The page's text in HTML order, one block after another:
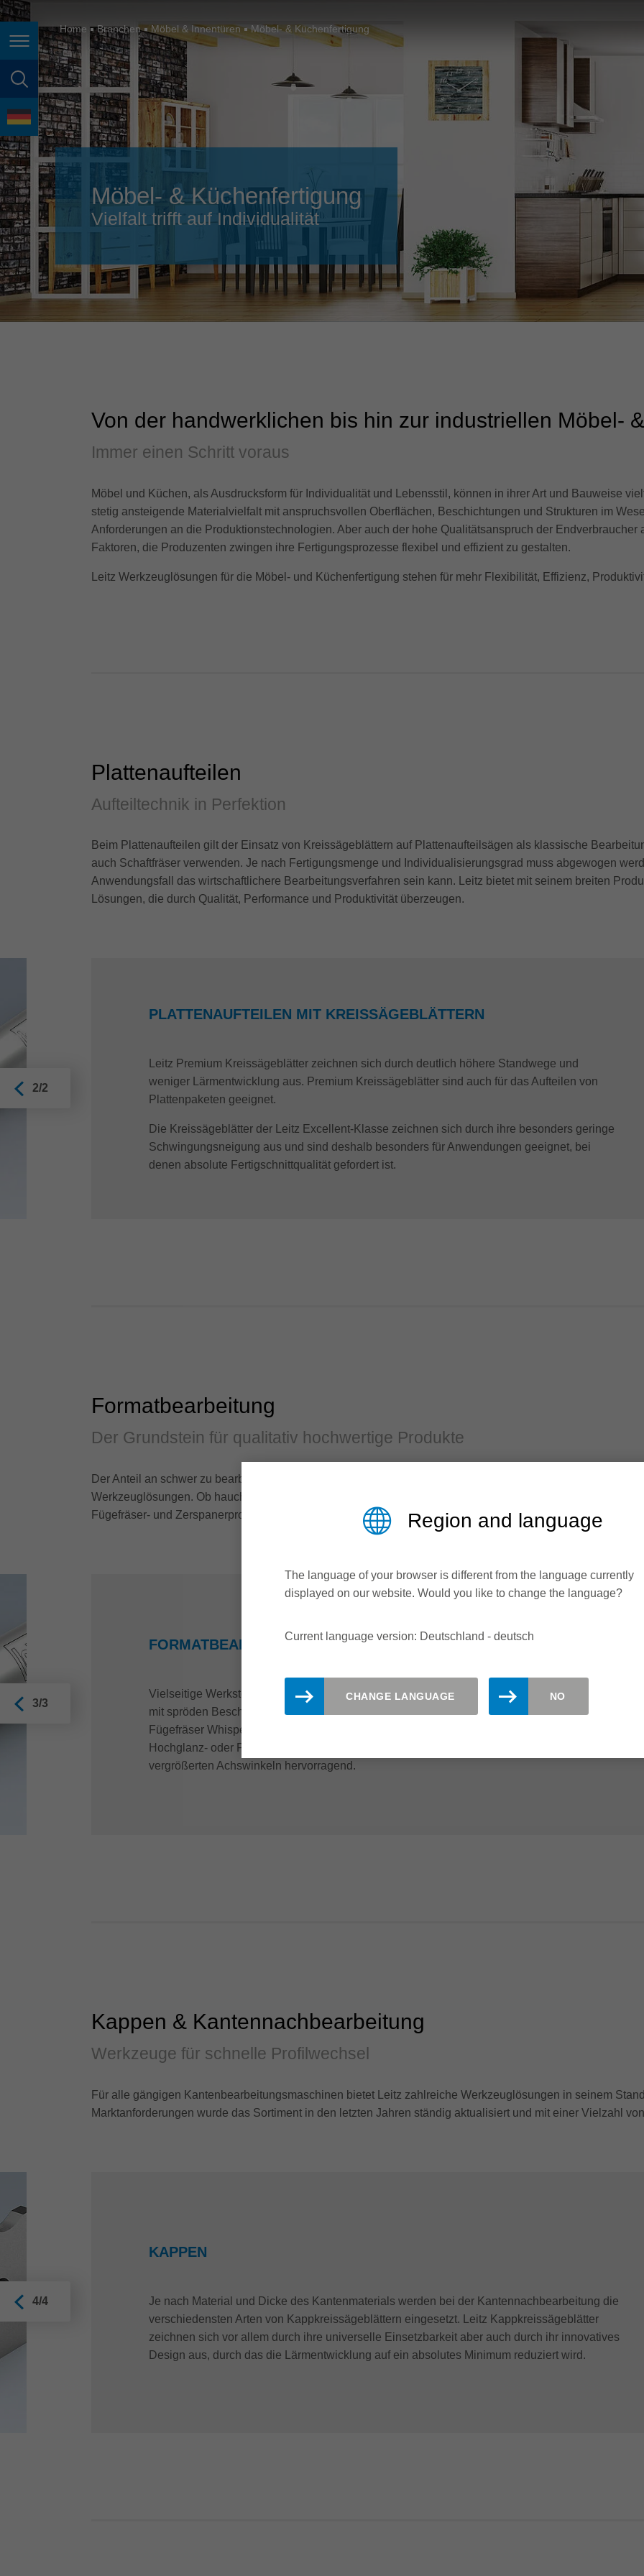
Seitennavigation
Seitensuche
Sprache
France français
italiano
Japan (日本) 日本語
Magyarország magyar
Malaysia
México
Suomi
Taiwan
Việt Nam
ประเทศไทย
Home Branchen Möbel & Innentüren Möbel- & Küchenfertigung
Möbel- & Küchenfertigung
Vielfalt trifft auf Individualität
Von der handwerklichen bis hin zur industriellen Möbel-
Immer einen Schritt voraus
Möbel und Küchen, als Ausdrucksform für Individualität und Lebensstil, können in ihrer Art und Bauweise
stetig ansteigende Materialvielfalt mit anspruchsvollen Oberflächen, Beschichtungen und Strukturen im
Anforderungen an die Produktionstechnologien. Aber auch der hohe Qualitätsanspruch der Endverbraucher
Faktoren, die Produzenten zwingen ihre Fertigungsprozesse flexibel und effizient zu gestalten.
Leitz Werkzeuglösungen für die Möbel- und Küchenfertigung stehen für mehr Flexibilität, Effizienz,
Plattenaufteilen
Aufteiltechnik in Perfektion
Beim Plattenaufteilen gilt der Einsatz von Kreissägeblättern auf Plattenaufteilsägen als klassische
auch Schaftfräser verwenden. Je nach Fertigungsmenge und Individualisierungsgrad muss abgewogen
Anwendungsfall das wirtschaftlichere Bearbeitungsverfahren sein kann. Leitz bietet mit seinem breiten
Lösungen, die durch Qualität, Performance und Produktivität überzeugen.
PLATTENAUFTEILEN MIT KREISSÄGEBLÄTTERN
Leitz Premium Kreissägeblätter zeichnen sich durch deutlich höhere Standwege und
weniger Lärmentwicklung aus. Premium Kreissägeblätter sind auch für das Aufteilen von
Plattenpaketen geeignet.
Die Kreissägeblätter der Leitz Excellent-Klasse zeichnen sich durch ihre besonders geringe
Schwingungsneigung aus und sind deshalb besonders für Anwendungen geeignet, bei
denen absolute Fertigschnittqualität gefordert ist.
2/2
Formatbearbeitung
Der Grundstein für qualitativ hochwertige Produkte
Der Anteil an schwer zu bearbeitenden Werkstoffoberflächen im Möbel- und Innenausbau nimmt stetig zu.
Werkzeuglösungen. Ob hauchdünne Papierdekore, Furniere oder Folien- und Hochglanzbeschichtungen,
Fügefräser- und Zerspanerprogramm für jede Anforderung die passende Lösung.
FORMATBEARBEITUNG MIT FÜGEFRÄSERN
Vielseitige Werkstoffeigenschaften erfordern vielseitige Werkzeuglösungen. Plattenmaterial
mit spröden Beschichtungen, beispielsweise aus Melaminharz, lässt sich perfekt mit dem
Fügefräser WhisperCut und WhisperCut PLUS bearbeiten. Für die Nullfugentechnologie, für
Hochglanz- oder Papierbeschichtungen eignet sich das Leitz EdgeExpert-Programm mit
vergrößerten Achswinkeln hervorragend.
3/3
Kappen & Kantennachbearbeitung
Werkzeuge für schnelle Profilwechsel
Für alle gängigen Kantenbearbeitungsmaschinen bietet Leitz zahlreiche Werkzeuglösungen in seinem
Marktanforderungen wurde das Sortiment in den letzten Jahren ständig aktualisiert und mit einer Vielzahl
KAPPEN
Je nach Material und Dicke des Kantenmaterials werden bei der Kantennachbearbeitung die
verschiedensten Arten von Kappkreissägeblättern eingesetzt. Leitz Kappkreissägeblätter
zeichnen sich vor allem durch ihre universelle Einsetzbarkeit aber auch durch ihr innovatives
Design aus, durch das die Lärmentwicklung auf ein absolutes Minimum reduziert wird.
4/4
Region and language
The language of your browser is different from the language currently
displayed on our website. Would you like to change the language?
Current language version: Deutschland - deutsch
CHANGE LANGUAGE NO